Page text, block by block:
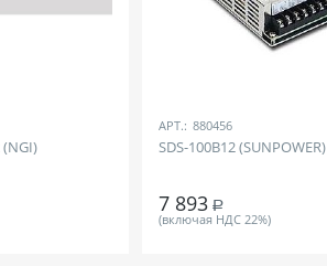
(NGI)
АРТ.: 880456
SDS-100B12 (SUNPOWER)
7 893 Р
(включая НДС 22%)